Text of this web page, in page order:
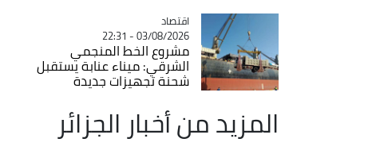
Catégorie
اقتصاد
03/08/2026 - 22:31
مشروع الخط المنجمي
الشرقي: ميناء عنابة يستقبل
شحنة تجهيزات جديدة
المزيد من أخبار الجزائر